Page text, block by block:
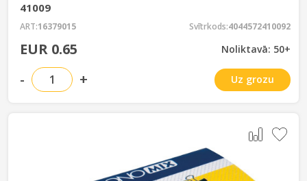
41009
ART:16379015 Svītrkods:4044572410092
EUR 0.65 Noliktavā: 50+
- + Uz grozu